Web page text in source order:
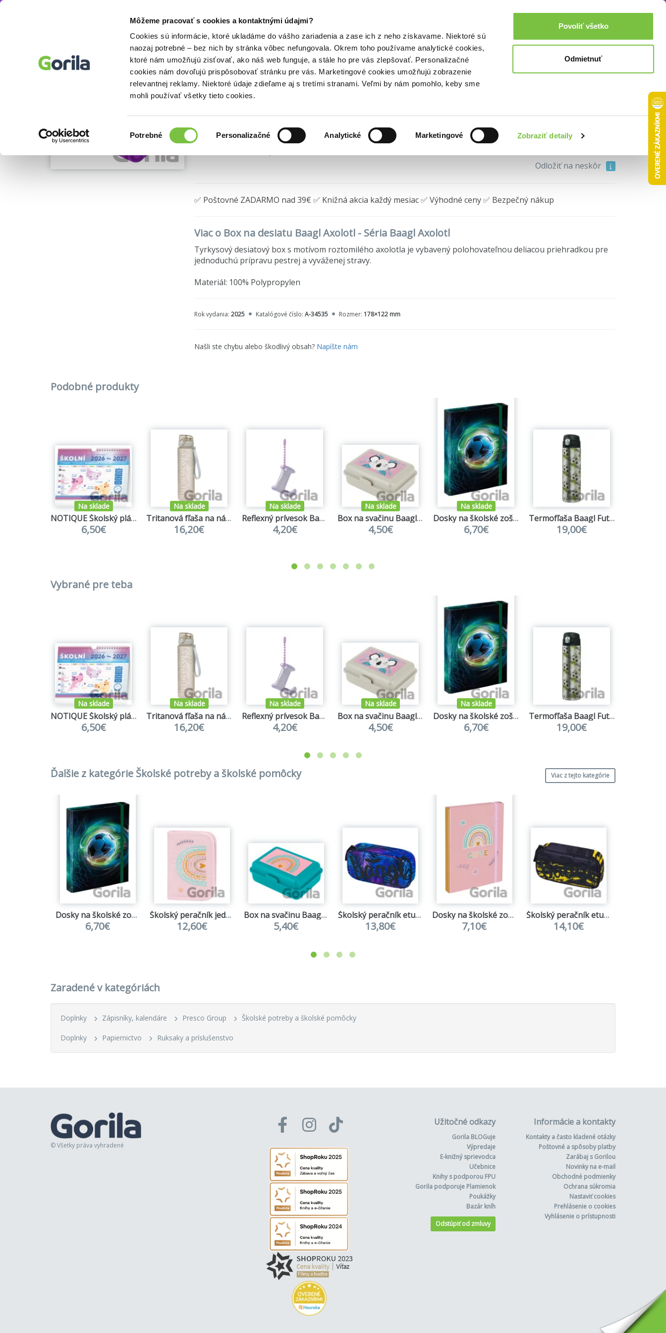
Môžeme pracovať s cookies a kontaktnými údajmi?
Cookies sú informácie, ktoré ukladáme do vášho zariadenia a zase ich z neho získavame. Niektoré sú
naozaj potrebné – bez nich by stránka vôbec nefungovala. Okrem toho používame analytické cookies,
ktoré nám umožňujú zisťovať, ako náš web funguje, a stále ho pre vás zlepšovať. Personalizačné
cookies nám dovoľujú prispôsobovať stránku pre vás. Marketingové cookies umožňujú zobrazenie
relevantnej reklamy. Niektoré údaje zdieľame aj s tretími stranami. Veľmi by nám pomohlo, keby sme
mohli používať všetky tieto cookies.
súhlasu
Potrebné Personalizačné Analytické Marketingové Zobraziť detaily
Povoliť všetko
Odmietnuť
Doplnky Prihlásenie 0,00€
Zápisníky, kalendáre Presco Group Školské potreby a školské pomôcky Akcie a zľavy
Ukážka Box na desiatu Baagl Axolotl
Baagl(2025) • Edícia
6,40€ Do košíka
Odložiť na neskôr
✅ Poštovné ZADARMO nad 39€ ✅ Knižná akcia každý mesiac ✅ Výhodné ceny ✅ Bezpečný nákup
Viac o Box na desiatu Baagl Axolotl - Séria Baagl Axolotl
Tyrkysový desiatový box s motívom roztomilého axolotla je vybavený polohovateľnou deliacou priehradkou pre
jednoduchú prípravu pestrej a vyváženej stravy.
Materiál: 100% Polypropylen
Rok vydania: 2025 Katalógové číslo: A-34535 Rozmer: 178×122 mm
Našli ste chybu alebo škodlivý obsah? Napíšte nám
Podobné produkty
Na sklade
NOTIQUE Školský plánovací kalendár 2026/2027
6,50€
Na sklade
Tritanová fľaša na nápoje Baagl Mist
16,20€
Na sklade
Reflexný prívesok Baagl písmeno L
4,20€
Na sklade
Box na svačinu Baagl Baby Koala
4,50€
Na sklade
Dosky na školské zošity Baagl Futbal Lopta
6,70€
Termofľaša Baagl Futbal
19,00€
Vybrané pre teba
Na sklade
NOTIQUE Školský plánovací kalendár 2026/2027
6,50€
Na sklade
Tritanová fľaša na nápoje Baagl Mist
16,20€
Na sklade
Reflexný prívesok Baagl písmeno L
4,20€
Na sklade
Box na svačinu Baagl Baby Koala
4,50€
Na sklade
Dosky na školské zošity Baagl Futbal Lopta
6,70€
Termofľaša Baagl Futbal
19,00€
Ďalšie z kategórie Školské potreby a školské pomôcky Viac z tejto kategórie
Dosky na školské zošity Baagl Futbal Lopta
6,70€
Školský peračník jednoposchodový Baagl Dúha ružový
12,60€
Box na svačinu Baagl Duha tyrkysový
5,40€
Školský peračník etui Baagl Palm
13,80€
Dosky na školské zošity Baagl Dúha - ružové
7,10€
Školský peračník etui Baagl Dune
14,10€
Zaradené v kategóriách
Doplnky Zápisníky, kalendáre Presco Group Školské potreby a školské pomôcky
Doplnky Papiernictvo Ruksaky a príslušenstvo
© Všetky práva vyhradené
Užitočné odkazy
Gorila BLOGuje
Výpredaje
E-knižný sprievodca
Učebnice
Knihy s podporou FPU
Gorila podporuje Plamienok
Poukážky
Bazár kníh
Odstúpiť od zmluvy
Informácie a kontakty
Kontakty a často kladené otázky
Poštovné a spôsoby platby
Zarábaj s Gorilou
Novinky na e-mail
Obchodné podmienky
Ochrana súkromia
Nastaviť cookies
Prehlásenie o cookies
Vyhlásenie o prístupnosti